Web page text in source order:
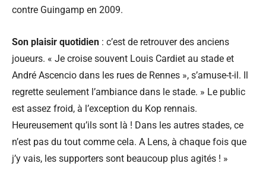
contre Guingamp en 2009.
Son plaisir quotidien : c’est de retrouver des anciens
joueurs. « Je croise souvent Louis Cardiet au stade et
André Ascencio dans les rues de Rennes », s’amuse-t-il. Il
regrette seulement l’ambiance dans le stade. » Le public
est assez froid, à l’exception du Kop rennais.
Heureusement qu’ils sont là ! Dans les autres stades, ce
n’est pas du tout comme cela. A Lens, à chaque fois que
j’y vais, les supporters sont beaucoup plus agités ! »